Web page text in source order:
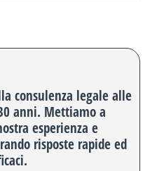
consulenza legale alle
anni. Mettiamo a
esperienza e
risposte rapide ed